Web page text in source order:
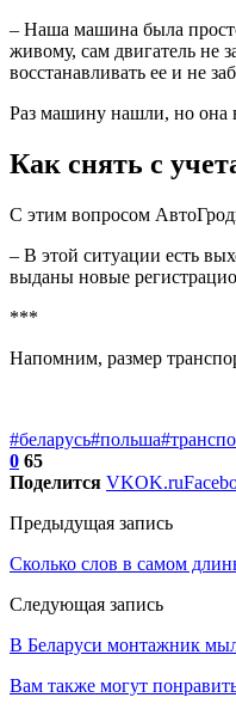
– Наша машина была
живому, сам двигатель не
восстанавливать ее и не
Раз машину нашли, но она
Как снять с
С этим вопросом
– В этой ситуации есть
выданы новые
***
Напомним, размер
#беларусь#польша
0 65
Поделится VKOK.ru
Предыдущая запись
Сколько слов в самом
Следующая запись
В Беларуси монтажник
Вам также могут